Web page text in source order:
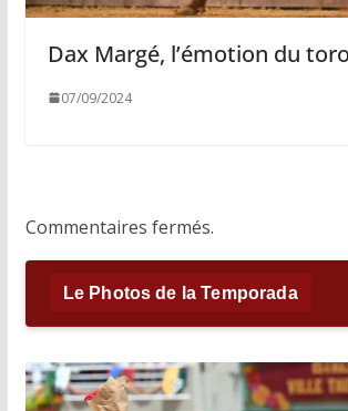
Dax Margé, l’émotion du toro
07/09/2024
Commentaires fermés.
Le Photos de la Temporada